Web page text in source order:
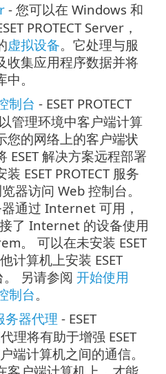
- 您可以在 Windows 和
PROTECT Server，
虚拟设备。它处理与服
收集应用程序数据并将
。
制台 - ESET PROTECT
管理环境中客户端计算
您的网络上的客户端状
ESET 解决方案远程部署
ESET PROTECT 服务
器访问 Web 控制台。
通过 Internet 可用，
了 Internet 的设备使用
。 可以在未安装 ESET
计算机上安装 ESET
。 另请参阅 开始使用
制台。
务器代理 - ESET
理将有助于增强 ESET
端计算机之间的通信。